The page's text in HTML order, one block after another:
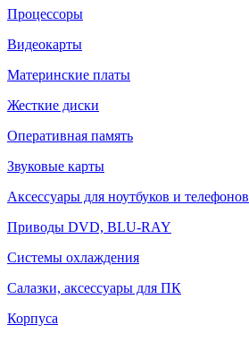
Процессоры
Видеокарты
Материнские платы
Жесткие диски
Оперативная память
Звуковые карты
Аксессуары для ноутбуков и телефонов
Приводы DVD, BLU-RAY
Системы охлаждения
Салазки, аксессуары для ПК
Корпуса